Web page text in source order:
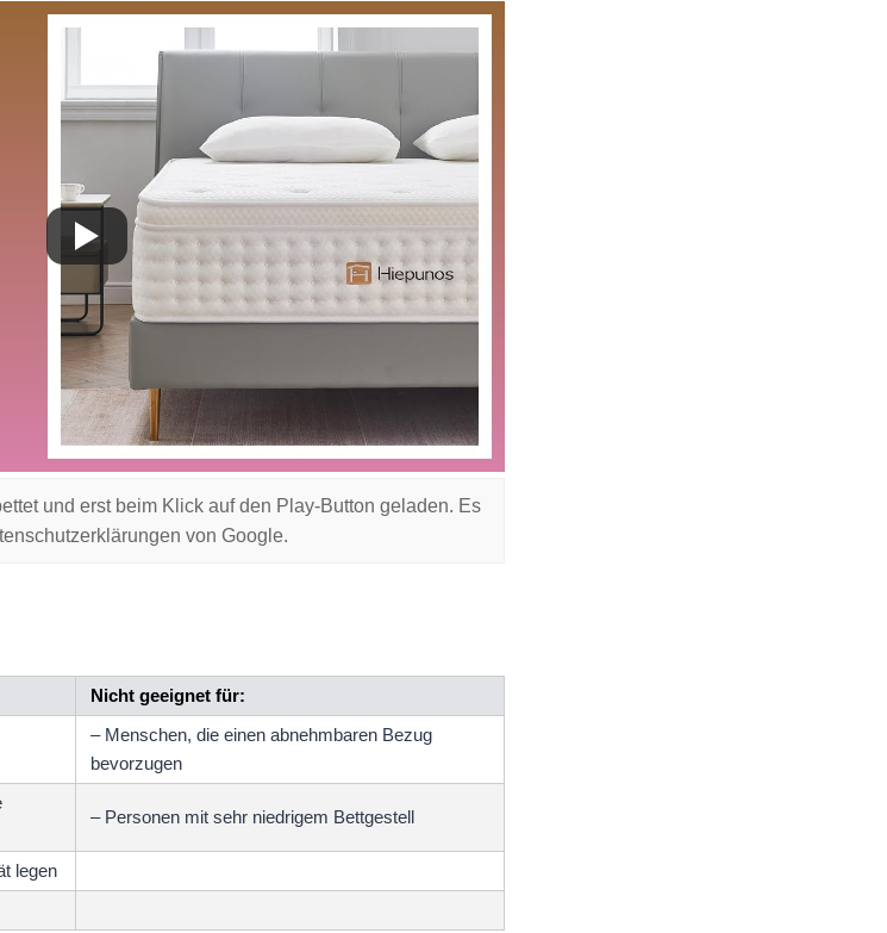
und erst beim Klick auf den Play-Button geladen. Es
von Google.
Nicht geeignet für:
– Menschen, die einen abnehmbaren Bezug
bevorzugen
– Personen mit sehr niedrigem Bettgestell
legen